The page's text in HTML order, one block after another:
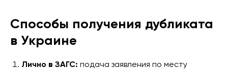
Способы получения дубликата
в Украине
Лично в ЗАГС: подача заявления по месту